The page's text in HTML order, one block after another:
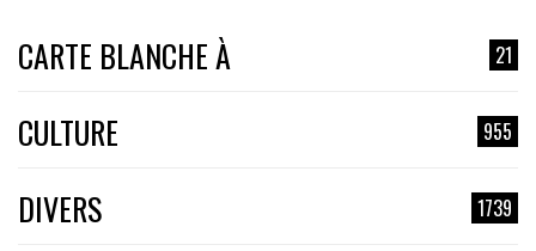
CARTE BLANCHE À 21
CULTURE 955
DIVERS 1739